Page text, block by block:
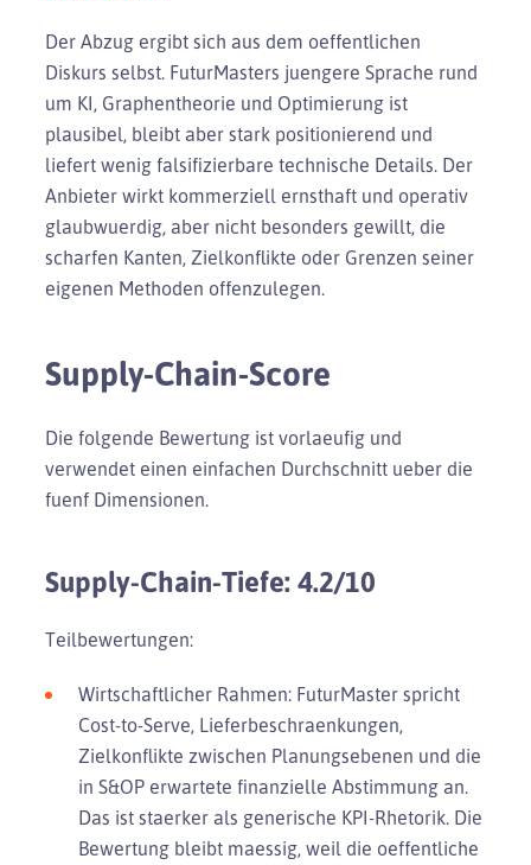
Der Abzug ergibt sich aus dem oeffentlichen
Diskurs selbst. FuturMasters juengere Sprache rund
um KI, Graphentheorie und Optimierung ist
plausibel, bleibt aber stark positionierend und
liefert wenig falsifizierbare technische Details. Der
Anbieter wirkt kommerziell ernsthaft und operativ
glaubwuerdig, aber nicht besonders gewillt, die
scharfen Kanten, Zielkonflikte oder Grenzen seiner
eigenen Methoden offenzulegen.
Supply-Chain-Score
Die folgende Bewertung ist vorlaeufig und
verwendet einen einfachen Durchschnitt ueber die
fuenf Dimensionen.
Supply-Chain-Tiefe: 4.2/10
Teilbewertungen:
Wirtschaftlicher Rahmen: FuturMaster spricht
Cost-to-Serve, Lieferbeschraenkungen,
Zielkonflikte zwischen Planungsebenen und die
in S&OP erwartete finanzielle Abstimmung an.
Das ist staerker als generische KPI-Rhetorik. Die
Bewertung bleibt maessig, weil die oeffentliche